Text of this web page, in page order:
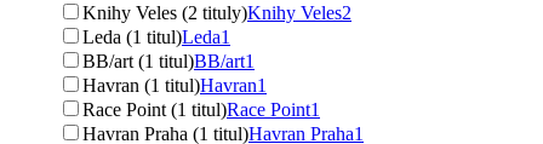
Knihy Veles (2 tituly)Knihy Veles2
Leda (1 titul)Leda1
BB/art (1 titul)BB/art1
Havran (1 titul)Havran1
Race Point (1 titul)Race Point1
Havran Praha (1 titul)Havran Praha1